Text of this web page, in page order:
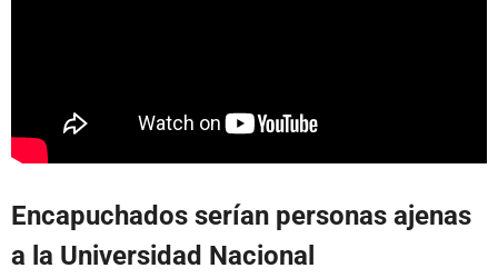
Encapuchados serían personas ajenas
a la Universidad Nacional